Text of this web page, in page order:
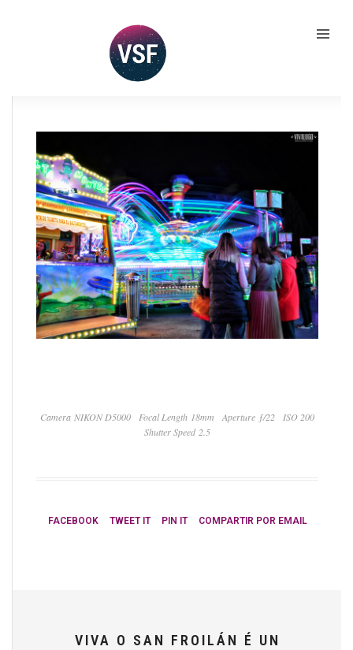
Camera NIKON D5000 Focal Length 18mm Aperture ƒ/22
ISO 200
Shutter Speed 2.5
FACEBOOK TWEET IT PIN IT COMPARTIR POR EMAIL
VIVA O SAN FROILÁN É UN